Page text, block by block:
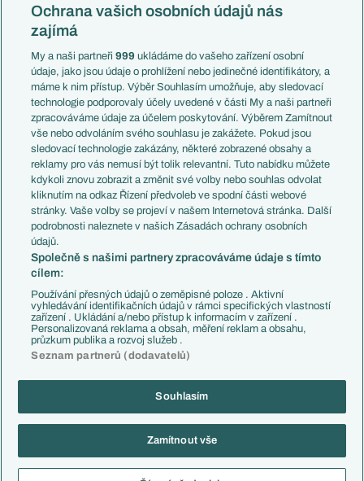
Mistrovství světa
Liga národů
Témata
Představení týmů MS
EuroSkauting
PL v kostce
Evropské koeficienty
Přestupy
Přestupové spekulace
Zranění
Kluby
Arsenal FC
Chelsea FC
Manchester United
AC Milán
Juventus FC
Bayern Mnichov
FC Barcelona
Real Madrid
Česko
Francie
Itálie
Německo
Španělsko
Argentina
Brazílie
Přestupy
Zápasy
Livescore
Tipovací soutěž
Copyright © 2001-2026 EuroFotbal.cz. Využíváme zpravodajství ČTK.
Informace o zpracování osobních údajů
Ochrana vašich osobních údajů nás
zajímá
My a naši partneři999 ukládáme do vašeho zařízení osobní
údaje, jako jsou údaje o prohlížení nebo jedinečné identifikátory, a
máme k nim přístup. Výběr Souhlasím umožňuje, aby sledovací
technologie podporovaly účely uvedené v části My a naši partneři
zpracováváme údaje za účelem poskytování. Výběrem Zamítnout
vše nebo odvoláním svého souhlasu je zakážete. Pokud jsou
sledovací technologie zakázány, některé zobrazené obsahy a
reklamy pro vás nemusí být tolik relevantní. Tuto nabídku můžete
kdykoli znovu zobrazit a změnit své volby nebo souhlas odvolat
kliknutím na odkaz Řízení předvoleb ve spodní části webové
stránky. Vaše volby se projeví v našem Internetová stránka. Další
podrobnosti naleznete v našich Zásadách ochrany osobních
údajů.
Společně s našimi partnery zpracováváme údaje s tímto
cílem:
Používání přesných údajů o zeměpisné poloze . Aktivní
vyhledávání identifikačních údajů v rámci specifických vlastností
zařízení . Ukládání a/nebo přístup k informacím v zařízení .
Personalizovaná reklama a obsah, měření reklam a obsahu,
průzkum publika a rozvoj služeb .
Seznam partnerů (dodavatelů)
Souhlasím
Zamítnout vše